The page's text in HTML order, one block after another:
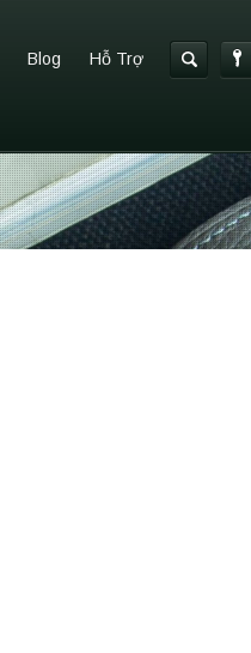
Blog Hỗ Trợ